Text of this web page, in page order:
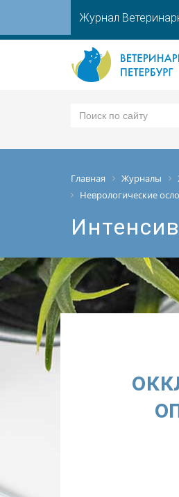
Журнал
Главная Журналы
Неврологические